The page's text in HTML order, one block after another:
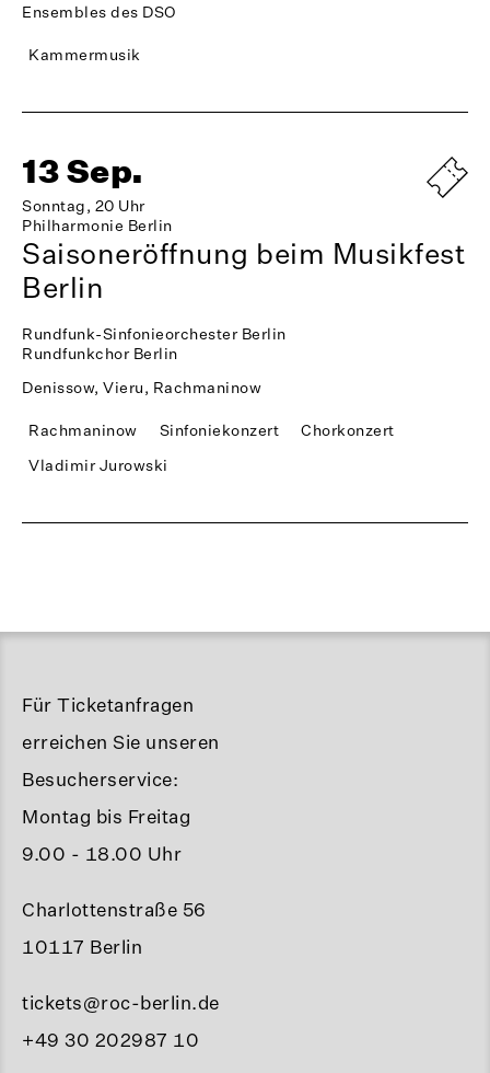
Ensembles des DSO
Kammermusik
13 Sep.
Sonntag, 20 Uhr
Philharmonie Berlin
Saisoneröffnung beim Musikfest
Berlin
Rundfunk-Sinfonieorchester Berlin
Rundfunkchor Berlin
Denissow, Vieru, Rachmaninow
Rachmaninow Sinfoniekonzert
Chorkonzert
Vladimir Jurowski
Für Ticketanfragen
erreichen Sie unseren
Besucherservice:
Montag bis Freitag
9.00 - 18.00 Uhr
Charlottenstraße 56
10117 Berlin
tickets@roc-berlin.de
+49 30 202987 10